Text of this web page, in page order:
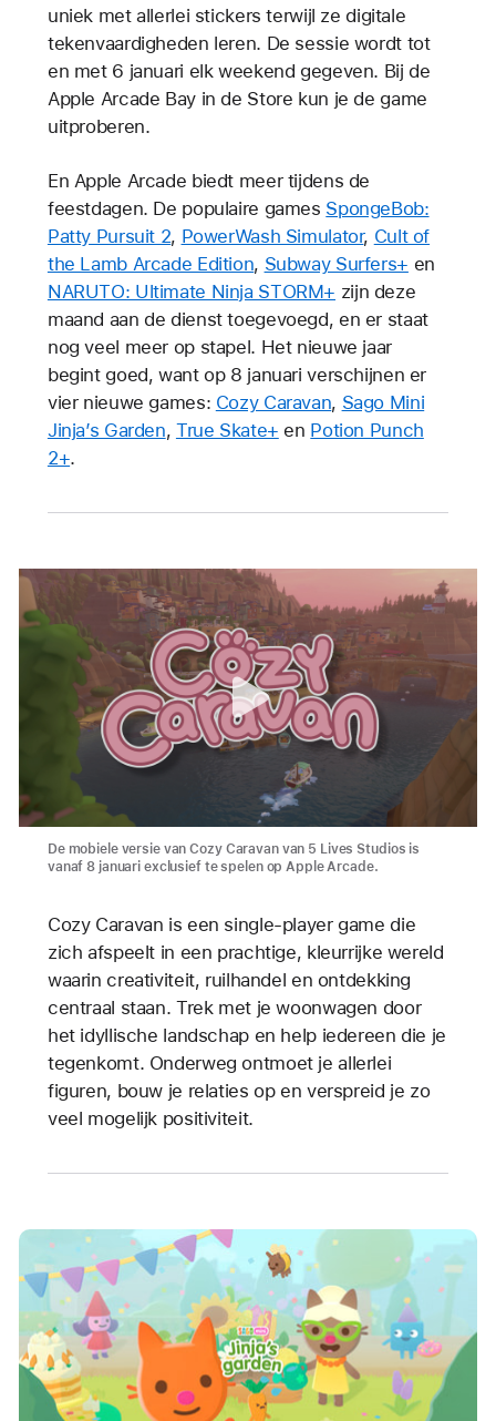
uniek met allerlei stickers terwijl ze digitale
tekenvaardigheden leren. De sessie wordt tot
en met 6 januari elk weekend gegeven. Bij de
Apple Arcade Bay in de Store kun je de game
uitproberen.
En Apple Arcade biedt meer tijdens de
feestdagen. De populaire games SpongeBob:
Patty Pursuit 2, PowerWash Simulator, Cult of
the Lamb Arcade Edition, Subway Surfers+ en
NARUTO: Ultimate Ninja STORM+ zijn deze
maand aan de dienst toegevoegd, en er staat
nog veel meer op stapel. Het nieuwe jaar
begint goed, want op 8 januari verschijnen er
vier nieuwe games: Cozy Caravan, Sago Mini
Jinja’s Garden, True Skate+ en Potion Punch
2+.
De mobiele versie van Cozy Caravan van 5 Lives Studios is
vanaf 8 januari exclusief te spelen op Apple Arcade.
Cozy Caravan is een single-player game die
zich afspeelt in een prachtige, kleurrijke wereld
waarin creativiteit, ruilhandel en ontdekking
centraal staan. Trek met je woonwagen door
het idyllische landschap en help iedereen die je
tegenkomt. Onderweg ontmoet je allerlei
figuren, bouw je relaties op en verspreid je zo
veel mogelijk positiviteit.